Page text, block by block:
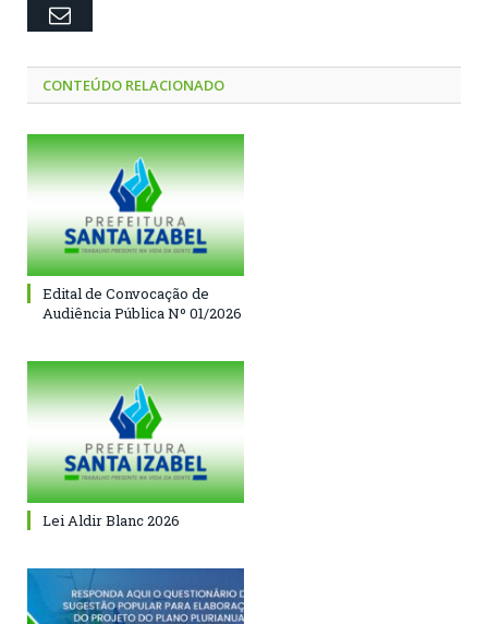
Email
CONTEÚDO RELACIONADO
Edital de Convocação de
Audiência Pública Nº 01/2026
Lei Aldir Blanc 2026